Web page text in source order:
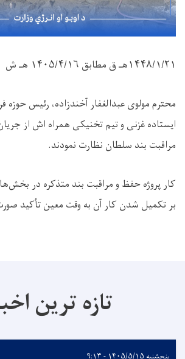
۱۴۴۸/۱/۲۱هـ ق مطابق ۱۴۰۵/۴/۱۶ هـ ش
محترم مولوی عبدالغفار آخندزاده، رئیس حوزه
ایستاده غزنی و تیم تخنیکی همراه اش از
مراقبت بند سلطان نظارت نمودند.
کار پروژه حفظ و مراقبت بند متذکره در
بر تکمیل شدن کار آن به وقت معین تأکید
تازه ترین